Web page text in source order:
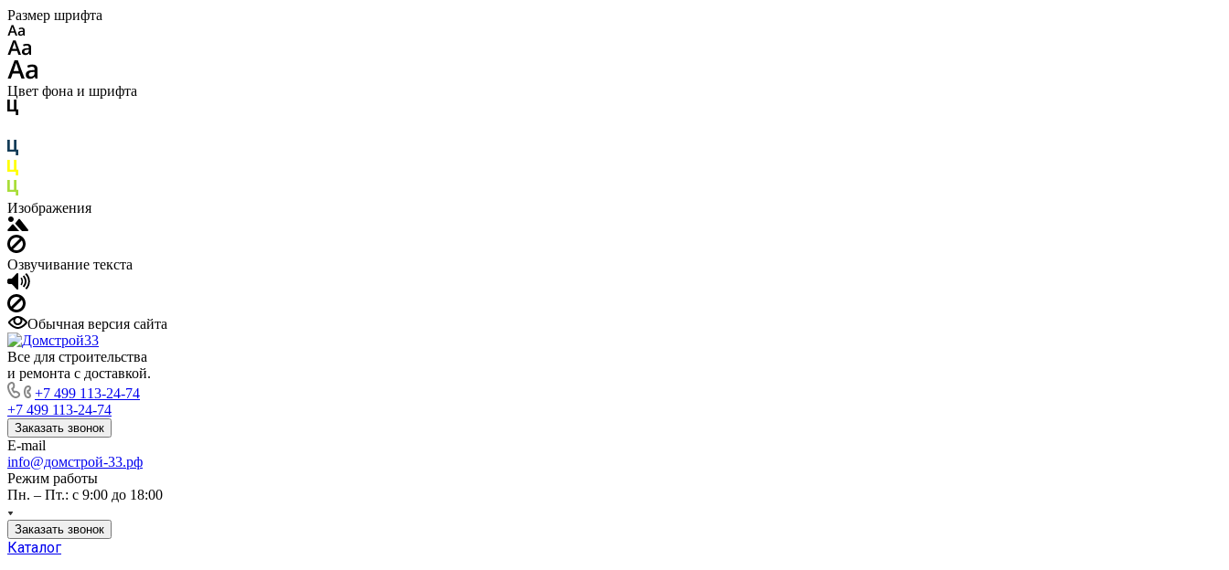
Размер шрифта
Цвет фона и шрифта
Изображения
Озвучивание текста
Обычная версия сайта
Все для строительства
и ремонта с доставкой.
+7 499 113-24-74
+7 499 113-24-74
Заказать звонок
E-mail
info@домстрой-33.рф
Режим работы
Пн. – Пт.: с 9:00 до 18:00
Заказать звонок
Каталог